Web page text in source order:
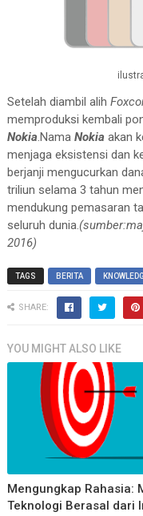
Setelah diambil alih
memproduksi kembali
Nokia.Nama Nokia akan
menjaga eksistensi dan
berjanji mengucurkan
triliun selama 3 tahun
mendukung pemasaran
seluruh dunia.
2016)
TAGS BERITA
SHARE:
YOU MIGHT ALSO LIKE
Mengungkap Rahasia:
Teknologi Berasal dari